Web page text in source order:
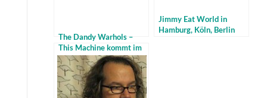
The Dandy Warhols –
This Machine kommt im
April
Jimmy Eat World in
Hamburg, Köln, Berlin